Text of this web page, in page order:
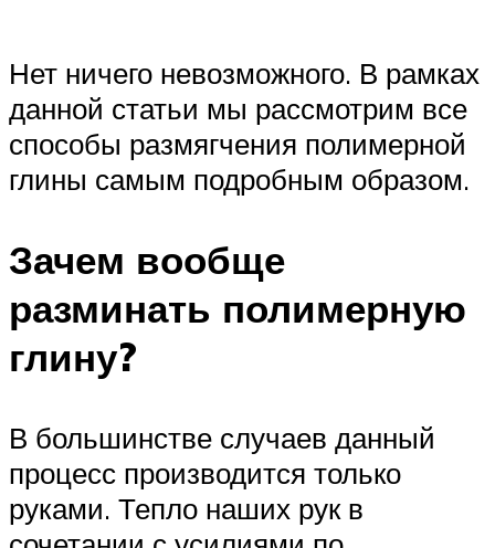
Нет ничего невозможного. В рамках
данной статьи мы рассмотрим все
способы размягчения полимерной
глины самым подробным образом.
Зачем вообще
разминать полимерную
глину?
В большинстве случаев данный
процесс производится только
руками. Тепло наших рук в